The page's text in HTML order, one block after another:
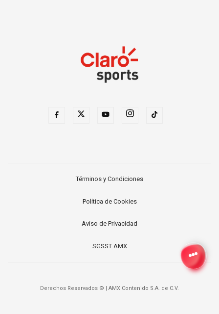
Términos y Condiciones
Política de Cookies
Aviso de Privacidad
SGSST AMX
Derechos Reservados © AMX Contenido S.A. de C.V.